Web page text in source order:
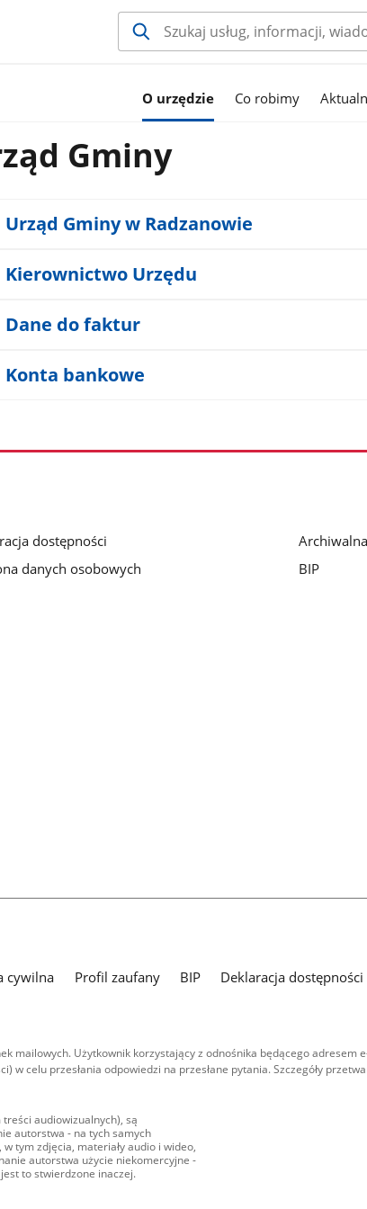
O urzędzie Co robimy
Gminy
Urząd Gminy w Radzanowie
Kierownictwo Urzędu
Dane do faktur
Konta bankowe
dostępności
danych osobowych
BIP
cywilna Profil zaufany BIP
Deklaracja
mailowych. Użytkownik korzystający z odnośnika będącego adresem
celu przesłania odpowiedzi na przesłane pytania. Szczegóły
audiowizualnych), są
autorstwa - na tych samych
tym zdjęcia, materiały audio i wideo,
autorstwa użycie niekomercyjne -
to stwierdzone inaczej.